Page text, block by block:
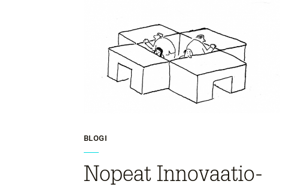
BLOGI
Nopeat Innovaatio­